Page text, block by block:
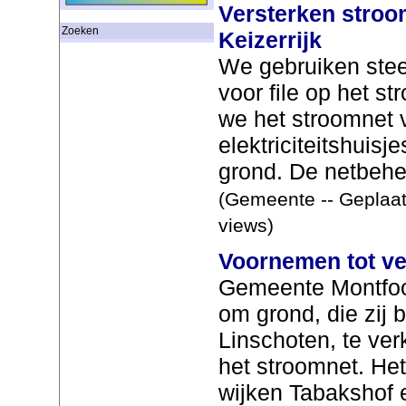
Zoeken
Versterken
Keizerrijk
We gebruiken
voor file op het
we het stroomnet
grond. De
(Gemeente --
views)
Voornemen tot
Gemeente
om grond, die zij
Linschoten, te
het stroomnet.
wijken Tabakshof